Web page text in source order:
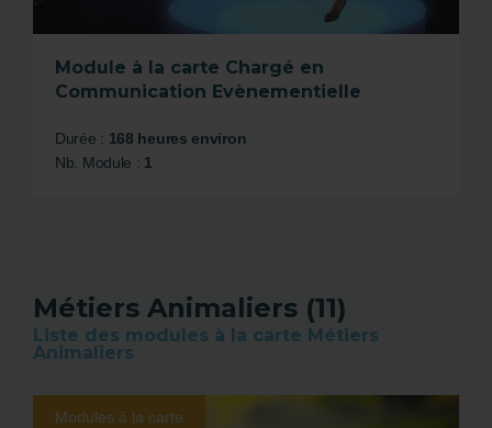
Module à la carte Chargé en
Communication Evènementielle
Durée : 168 heures environ
Nb. Module : 1
Métiers Animaliers (11)
Liste des modules à la carte Métiers
Animaliers
Modules à la carte